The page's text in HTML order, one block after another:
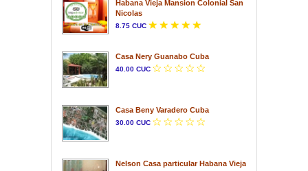
Habana Vieja Mansion Colonial San
Nicolas
8.75 CUC
Casa Nery Guanabo Cuba
40.00 CUC
Casa Beny Varadero Cuba
30.00 CUC
Nelson Casa particular Habana Vieja